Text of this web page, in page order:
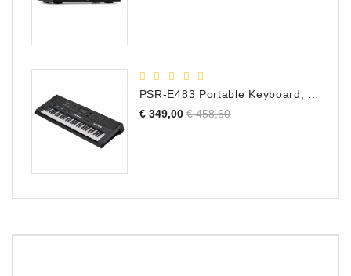
€ 349,00 Normale
€ 458,60Prijs